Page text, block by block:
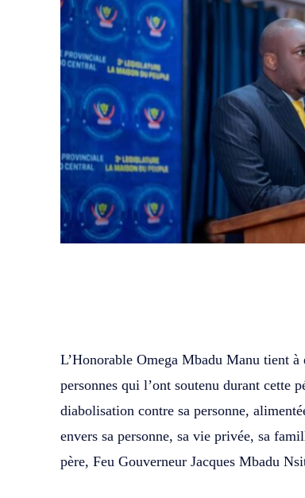
L’Honorable Omega Mbadu Manu tient
personnes qui l’ont soutenu durant cette
diabolisation contre sa personne,
envers sa personne, sa vie privée, sa
père, Feu Gouverneur Jacques Mbadu